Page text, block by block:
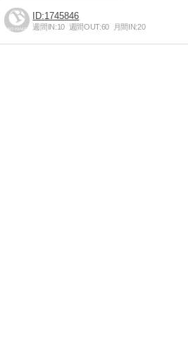
1745846
週間IN:10 週間OUT:60 月間IN:20